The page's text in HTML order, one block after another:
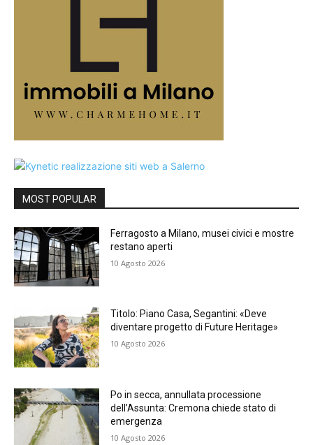
MOST POPULAR
Ferragosto a Milano, musei civici e mostre
restano aperti
10 Agosto 2026
Titolo: Piano Casa, Segantini: «Deve
diventare progetto di Future Heritage»
10 Agosto 2026
Po in secca, annullata processione
dell’Assunta: Cremona chiede stato di
emergenza
10 Agosto 2026